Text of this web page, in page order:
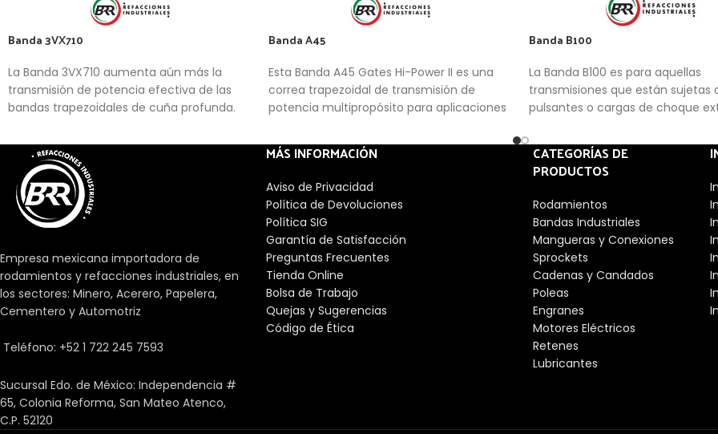
Banda 3VX710
La Banda 3VX710 aumenta aún más la
transmisión de potencia efectiva de las
bandas trapezoidales de cuña profunda.
Banda A45
Esta Banda A45 Gates Hi-Power II es una
correa trapezoidal de transmisión de
potencia multipropósito para aplicaciones
Banda B100
La Banda B100 es para aquellas
transmisiones que están sujetas
pulsantes o cargas de choque
Empresa mexicana importadora de
rodamientos y refacciones industriales, en
los sectores: Minero, Acerero, Papelera,
Cementero y Automotriz
Teléfono: +52 1 722 245 7593
Sucursal Edo. de México: Independencia #
65, Colonia Reforma, San Mateo Atenco,
C.P. 52120
MÁS INFORMACIÓN
Aviso de Privacidad
Política de Devoluciones
Política SIG
Garantía de Satisfacción
Preguntas Frecuentes
Tienda Online
Bolsa de Trabajo
Quejas y Sugerencias
Código de Ética
CATEGORÍAS DE
PRODUCTOS
Rodamientos
Bandas Industriales
Mangueras y Conexiones
Sprockets
Cadenas y Candados
Poleas
Engranes
Motores Eléctricos
Retenes
Lubricantes